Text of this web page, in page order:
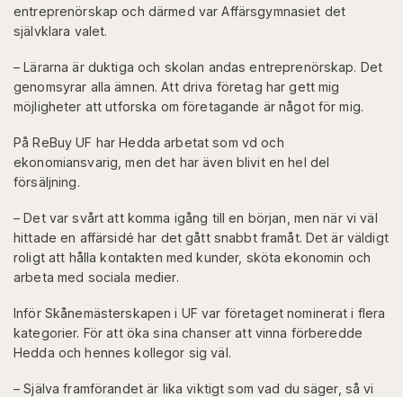
entreprenörskap och därmed var Affärsgymnasiet det
självklara valet.
– Lärarna är duktiga och skolan andas entreprenörskap. Det
genomsyrar alla ämnen. Att driva företag har gett mig
möjligheter att utforska om företagande är något för mig.
På ReBuy UF har Hedda arbetat som vd och
ekonomiansvarig, men det har även blivit en hel del
försäljning.
– Det var svårt att komma igång till en början, men när vi väl
hittade en affärsidé har det gått snabbt framåt. Det är väldigt
roligt att hålla kontakten med kunder, sköta ekonomin och
arbeta med sociala medier.
Inför Skånemästerskapen i UF var företaget nominerat i flera
kategorier. För att öka sina chanser att vinna förberedde
Hedda och hennes kollegor sig väl.
– Själva framförandet är lika viktigt som vad du säger, så vi